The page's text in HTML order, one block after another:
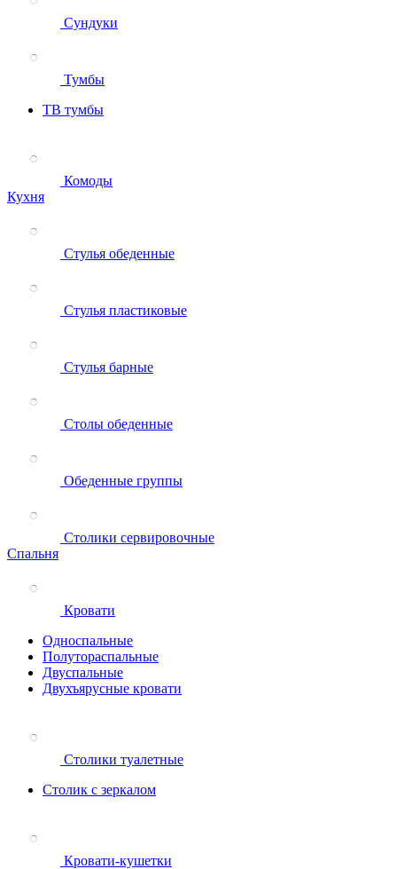
Сундуки
Тумбы
ТВ тумбы
Комоды
Кухня
Стулья обеденные
Стулья пластиковые
Стулья барные
Столы обеденные
Обеденные группы
Столики сервировочные
Спальня
Кровати
Односпальные
Полутораспальные
Двуспальные
Двухъярусные кровати
Столики туалетные
Столик с зеркалом
Кровати-кушетки